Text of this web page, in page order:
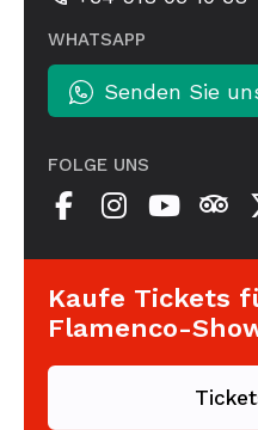
WHATSAPP
Senden Sie
FOLGE UNS
Kaufe Tickets
Flamenco-